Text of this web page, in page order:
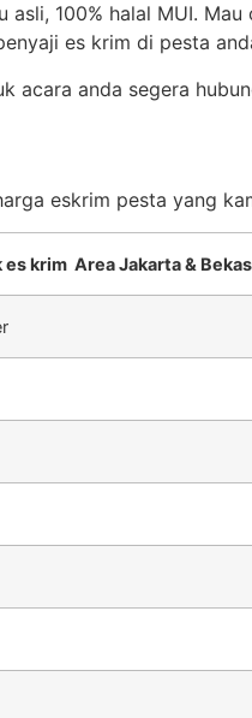
asli, 100% halal MUI.
es krim di pesta
acara anda segera
eskrim pesta yang
es krim Area Jakarta &